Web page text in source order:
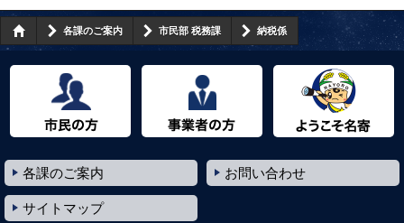
各課のご案内 市民部 税務課 納税係
各課のご案内 お問い合わせ
サイトマップ